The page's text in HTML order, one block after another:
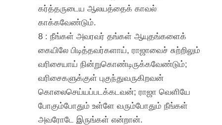
கர்த்தருடைய ஆலயத்தைக் காவல்
காக்கவேண்டும்.
8 : நீங்கள் அவரவர் தங்கள் ஆயுதங்களைக்
கையிலே பிடித்தவர்களாய், ராஜாவைச் சுற்றிலும்
வரிசையாய் நின்றுகொண்டிருக்கவேண்டும்;
வரிசைகளுக்குள் புகுந்துவருகிறவன்
கொலைசெய்யப்படக்கடவன்; ராஜா வெளியே
போகும்போதும் உள்ளே வரும்போதும் நீங்கள்
அவரோடே இருங்கள் என்றான்.